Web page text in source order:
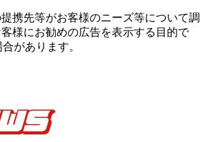
携先等がお客様のニーズ等について調
様にお勧めの広告を表⽰する⽬的で
があります。